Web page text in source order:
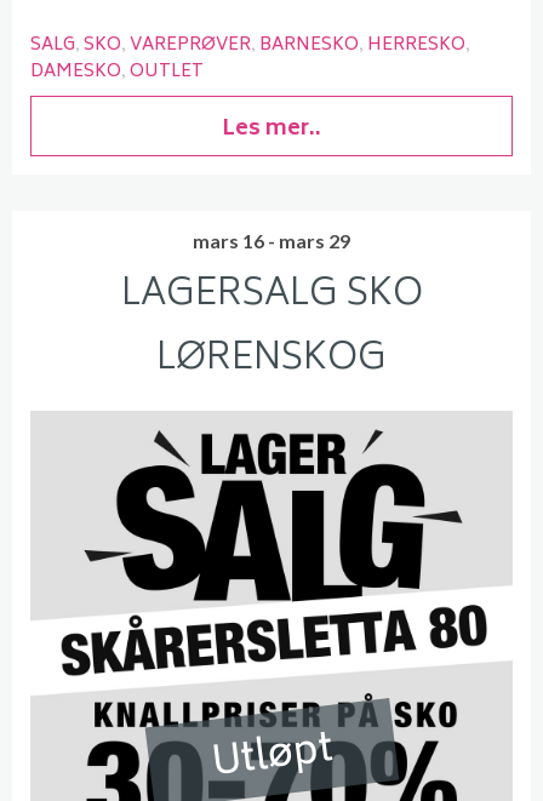
SALG SKO VAREPRØVER BARNESKO HERRESKO
DAMESKO OUTLET
Les mer..
mars 16 - mars 29
LAGERSALG SKO
LØRENSKOG
Utløpt